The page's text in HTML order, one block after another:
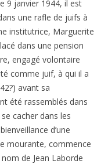
9 janvier 1944, il est
une rafle de juifs à
institutrice, Marguerite
dans une pension
engagé volontaire
comme juif, à qui il a
avant sa
été rassemblés dans
cacher dans les
d’une
mourante, commence
de Jean Laborde